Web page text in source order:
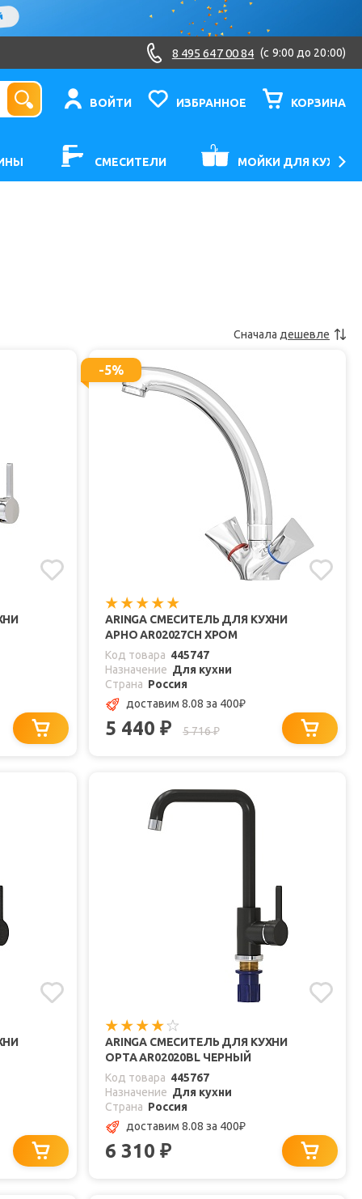
8 495 647 00 84 (c 9:00 до 20:00)
ВОЙТИ ИЗБРАННОЕ КОРЗИНА
СМЕСИТЕЛИ МОЙКИ ДЛЯ КУХНИ
Сначала дешевле
-5%
ARINGA СМЕСИТЕЛЬ ДЛЯ КУХНИ
АРНО AR02027CH ХРОМ
Код товара 445747
Назначение Для кухни
Страна Россия
доставим 8.08 за 400₽
5 440 ₽ 5 716₽
ARINGA СМЕСИТЕЛЬ ДЛЯ КУХНИ
ОРТА AR02020BL ЧЕРНЫЙ
Код товара 445767
Назначение Для кухни
Страна Россия
доставим 8.08 за 400₽
6 310 ₽